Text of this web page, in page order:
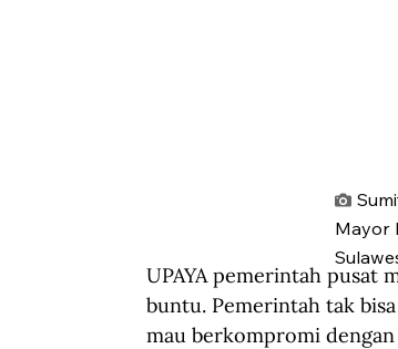
Mayor
UPAYA pemerintah pusat
buntu. Pemerintah tak
mau berkompromi